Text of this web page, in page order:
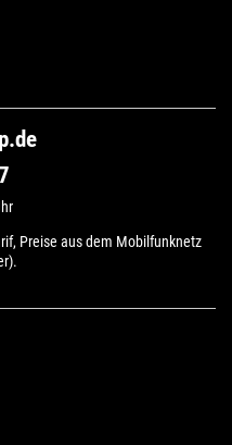
Preise aus dem Mobilfunknetz